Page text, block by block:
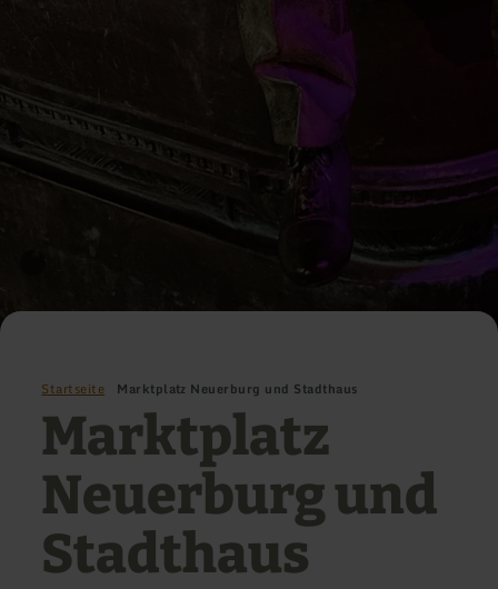
Startseite Marktplatz Neuerburg und Stadthaus
Marktplatz
Neuerburg und
Stadthaus